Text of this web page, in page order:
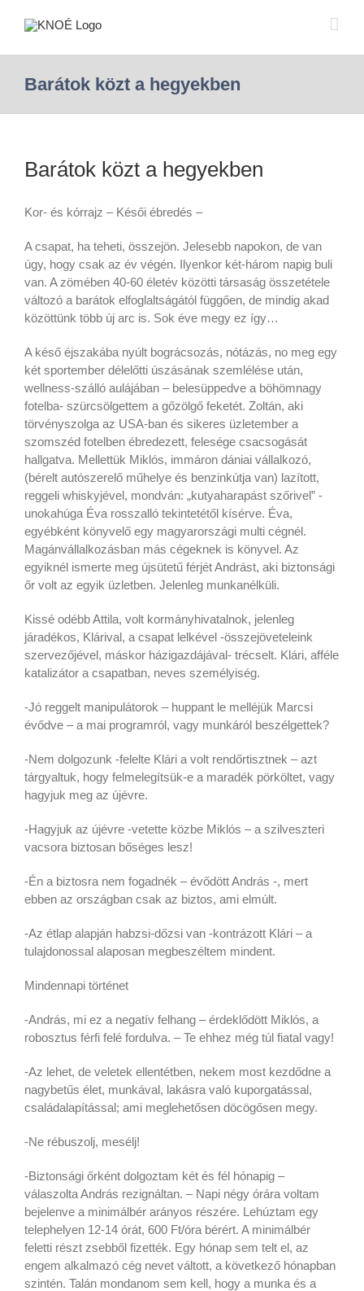
Barátok közt a hegyekben
Barátok közt a hegyekben
Kor- és kórrajz – Késői ébredés –
A csapat, ha teheti, összejön. Jelesebb napokon, de van
úgy, hogy csak az év végén. Ilyenkor két-három napig buli
van. A zömében 40-60 életév közötti társaság összetétele
változó a barátok elfoglaltságától függően, de mindig akad
közöttünk több új arc is. Sok éve megy ez így…
A késő éjszakába nyúlt bográcsozás, nótázás, no meg egy
két sportember délelőtti úszásának szemlélése után,
wellness-szálló aulájában – belesüppedve a böhömnagy
fotelba- szürcsölgettem a gőzölgő feketét. Zoltán, aki
törvényszolga az USA-ban és sikeres üzletember a
szomszéd fotelben ébredezett, felesége csacsogását
hallgatva. Mellettük Miklós, immáron dániai vállalkozó,
(bérelt autószerelő műhelye és benzinkútja van) lazított,
reggeli whiskyjével, mondván: „kutyaharapást szőrivel” -
unokahúga Éva rosszalló tekintetétől kísérve. Éva,
egyébként könyvelő egy magyarországi multi cégnél.
Magánvállalkozásban más cégeknek is könyvel. Az
egyiknél ismerte meg újsütetű férjét Andrást, aki biztonsági
őr volt az egyik üzletben. Jelenleg munkanélküli.
Kissé odébb Attila, volt kormányhivatalnok, jelenleg
járadékos, Klárival, a csapat lelkével -összejöveteleink
szervezőjével, máskor házigazdájával- trécselt. Klári, afféle
katalizátor a csapatban, neves személyiség.
-Jó reggelt manipulátorok – huppant le melléjük Marcsi
évődve – a mai programról, vagy munkáról beszélgettek?
-Nem dolgozunk -felelte Klári a volt rendőrtisztnek – azt
tárgyaltuk, hogy felmelegítsük-e a maradék pörköltet, vagy
hagyjuk meg az újévre.
-Hagyjuk az újévre -vetette közbe Miklós – a szilveszteri
vacsora biztosan bőséges lesz!
-Én a biztosra nem fogadnék – évődött András -, mert
ebben az országban csak az biztos, ami elmúlt.
-Az étlap alapján habzsi-dőzsi van -kontrázott Klári – a
tulajdonossal alaposan megbeszéltem mindent.
Mindennapi történet
-András, mi ez a negatív felhang – érdeklődött Miklós, a
robosztus férfi felé fordulva. – Te ehhez még túl fiatal vagy!
-Az lehet, de veletek ellentétben, nekem most kezdődne a
nagybetűs élet, munkával, lakásra való kuporgatással,
családalapítással; ami meglehetősen döcögősen megy.
-Ne rébuszolj, mesélj!
-Biztonsági őrként dolgoztam két és fél hónapig –
válaszolta András rezignáltan. – Napi négy órára voltam
bejelenve a minimálbér arányos részére. Lehúztam egy
telephelyen 12-14 órát, 600 Ft/óra bérért. A minimálbér
feletti részt zsebből fizették. Egy hónap sem telt el, az
engem alkalmazó cég nevet váltott, a következő hónapban
szintén. Talán mondanom sem kell, hogy a munka és a